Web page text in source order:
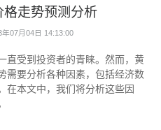
走势预测分析
07月04日 14:13:00
直受到投资者的青睐。然而，黄
需要分析各种因素，包括经济数
在本文中，我们将分析这些因